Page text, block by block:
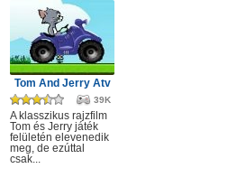
Tom And Jerry Atv
39K
A klasszikus rajzfilm
Tom és Jerry játék
felületén elevenedik
meg, de ezúttal
csak...